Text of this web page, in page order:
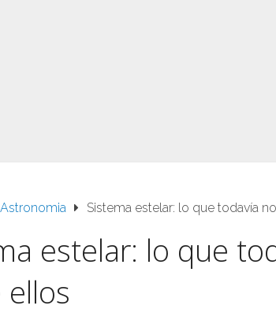
Astronomia Sistema estelar: lo que todavía
estelar: lo que